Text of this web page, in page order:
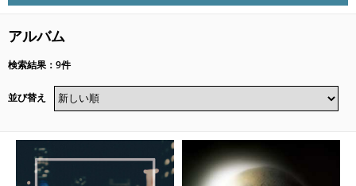
アルバム
検索結果：9件
並び替え